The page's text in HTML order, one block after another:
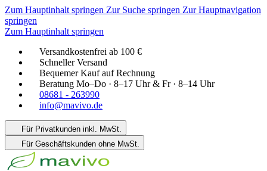
Zum Hauptinhalt springen Zur Suche springen Zur Hauptnavigation
springen
Zum Hauptinhalt springen
Versandkostenfrei ab 100 €
Schneller Versand
Bequemer Kauf auf Rechnung
Beratung Mo–Do · 8–17 Uhr & Fr · 8–14 Uhr
08681 - 263990
info@mavivo.de
Für Privatkunden inkl. MwSt.
Für Geschäftskunden ohne MwSt.